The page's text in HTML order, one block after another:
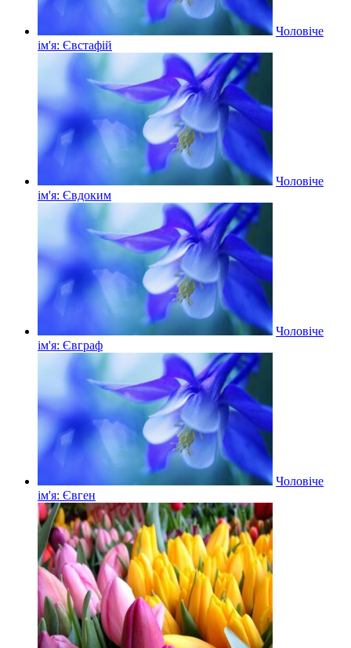
Чоловіче
ім'я: Євстафій
Чоловіче
ім'я: Євдоким
Чоловіче
ім'я: Євграф
Чоловіче
ім'я: Євген